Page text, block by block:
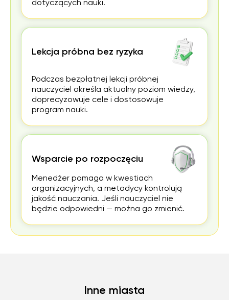
dotyczących nauki.
Lekcja próbna bez ryzyka
Podczas bezpłatnej lekcji próbnej
nauczyciel określa aktualny poziom wiedzy,
doprecyzowuje cele i dostosowuje
program nauki.
Wsparcie po rozpoczęciu
Menedżer pomaga w kwestiach
organizacyjnych, a metodycy kontrolują
jakość nauczania. Jeśli nauczyciel nie
będzie odpowiedni — można go zmienić.
Inne miasta